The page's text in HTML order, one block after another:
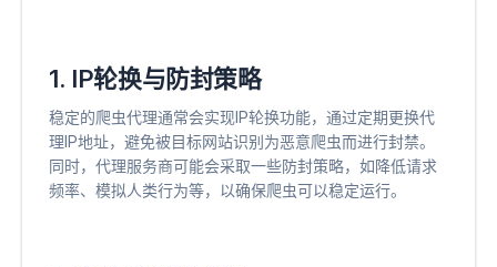
1. IP轮换与防封策略
稳定的爬虫代理通常会实现IP轮换功能，通过定期更换代
理IP地址，避免被目标网站识别为恶意爬虫而进行封禁。
同时，代理服务商可能会采取一些防封策略，如降低请求
频率、模拟人类行为等，以确保爬虫可以稳定运行。